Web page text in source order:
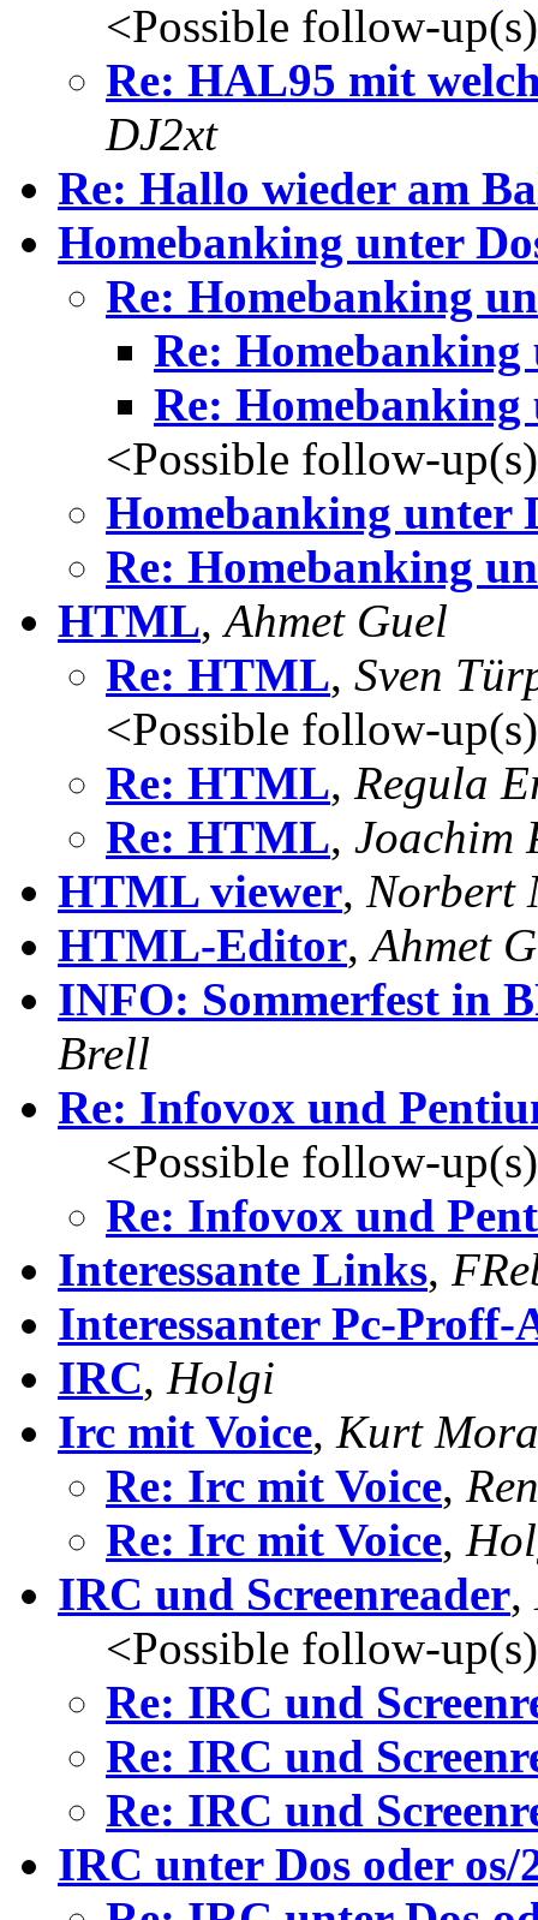
<Possible follow-
Re: HAL95 mit
DJ2xt
Re: Hallo wieder am
Homebanking unter
Re: Homebanking
Re: Homebanking
Re: Homebanking
<Possible follow-
Homebanking unter
Re: Homebanking
HTML,Ahmet Guel
Re: HTML, Sven
<Possible follow-
Re: HTML, Regula
Re: HTML, Joachim
HTML viewer, Norbert
HTML-Editor,Ahmet
INFO: Sommerfest in
Brell
Re: Infovox und
<Possible follow-
Re: Infovox und
Interessante Links,
Interessanter Pc-
IRC, Holgi
Irc mit Voice, Kurt
Re: Irc mit Voice,
Re: Irc mit Voice,
IRC und Screenreader,
<Possible follow-
Re: IRC und
Re: IRC und
Re: IRC und
IRC unter Dos oder os/